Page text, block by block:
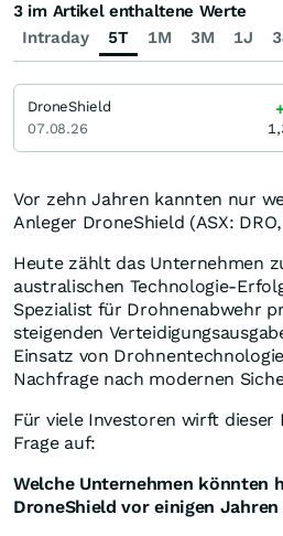
Vor zehn Jahren kannten nur
Anleger DroneShield (ASX:
Heute zählt das Unternehmen
australischen Technologie-
Spezialist für Drohnenabwehr
steigenden
Einsatz von
Nachfrage nach modernen
Für viele Investoren wirft dieser
Frage auf:
Welche Unternehmen könnten
DroneShield vor einigen
Intraday 5T 1M 3M 1J
3 im Artikel enthaltene Werte
DroneShield
07.08.26